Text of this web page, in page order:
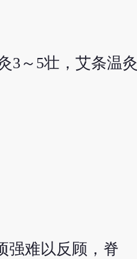
3～5壮，艾条温灸
强难以反顾，脊